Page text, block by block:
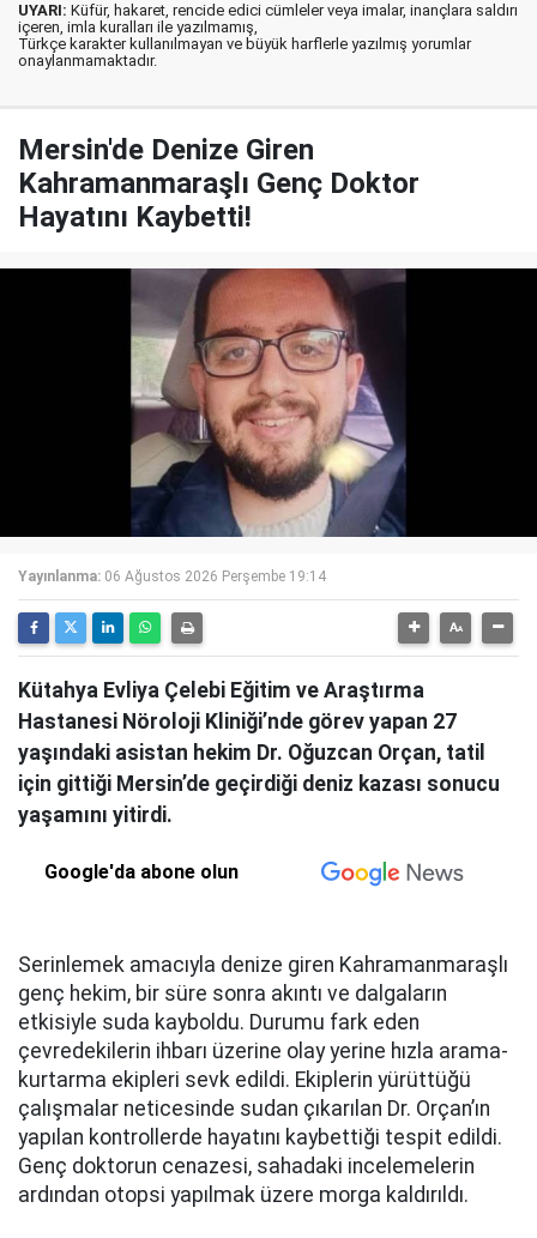
UYARI: Küfür, hakaret, rencide edici cümleler veya imalar, inançlara saldırı
içeren, imla kuralları ile yazılmamış,
Türkçe karakter kullanılmayan ve büyük harflerle yazılmış yorumlar
onaylanmamaktadır.
Mersin'de Denize Giren
Kahramanmaraşlı Genç Doktor
Hayatını Kaybetti!
Yayınlanma: 06 Ağustos 2026 Perşembe 19:14
Kütahya Evliya Çelebi Eğitim ve Araştırma
Hastanesi Nöroloji Kliniği’nde görev yapan 27
yaşındaki asistan hekim Dr. Oğuzcan Orçan, tatil
için gittiği Mersin’de geçirdiği deniz kazası sonucu
yaşamını yitirdi.
Google'da abone olun
Serinlemek amacıyla denize giren Kahramanmaraşlı
genç hekim, bir süre sonra akıntı ve dalgaların
etkisiyle suda kayboldu. Durumu fark eden
çevredekilerin ihbarı üzerine olay yerine hızla arama-
kurtarma ekipleri sevk edildi. Ekiplerin yürüttüğü
çalışmalar neticesinde sudan çıkarılan Dr. Orçan’ın
yapılan kontrollerde hayatını kaybettiği tespit edildi.
Genç doktorun cenazesi, sahadaki incelemelerin
ardından otopsi yapılmak üzere morga kaldırıldı.